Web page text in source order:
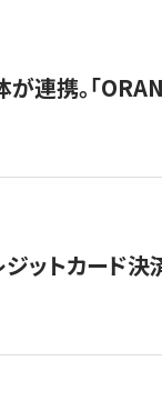
連携。「
ジットカード